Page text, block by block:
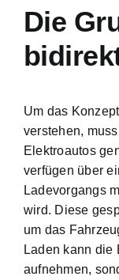
Die
Um das
verstehen,
Elektroautos
verfügen über
Ladevorgangs
wird. Diese
um das
Laden kann die
aufnehmen,